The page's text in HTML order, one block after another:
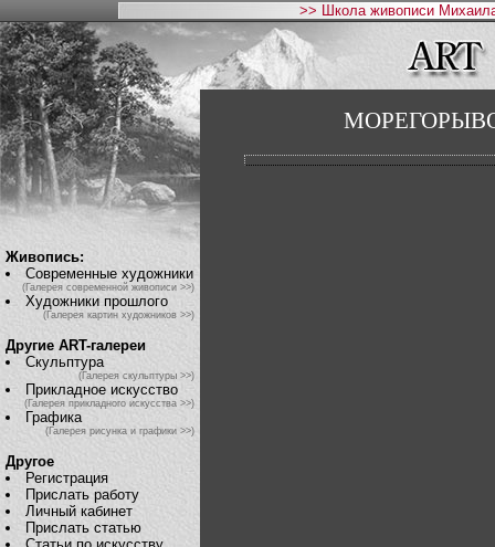
>> Школа живописи
Живопись:
Современные художники
(Галерея современной живописи >>)
Художники прошлого
(Галерея картин художников >>)
Другие ART-галереи
Скульптура
(Галерея скульптуры >>)
Прикладное искусство
(Галерея прикладного искусства >>)
Графика
(Галерея рисунка и графики >>)
Другое
Регистрация
Прислать работу
Личный кабинет
Прислать статью